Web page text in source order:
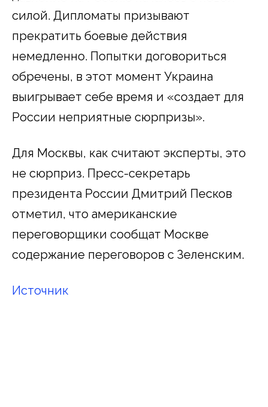
силой. Дипломаты призывают
прекратить боевые действия
немедленно. Попытки договориться
обречены, в этот момент Украина
выигрывает себе время и «создает для
России неприятные сюрпризы».
Для Москвы, как считают эксперты, это
не сюрприз. Пресс-секретарь
президента России Дмитрий Песков
отметил, что американские
переговорщики сообщат Москве
содержание переговоров с Зеленским.
Источник